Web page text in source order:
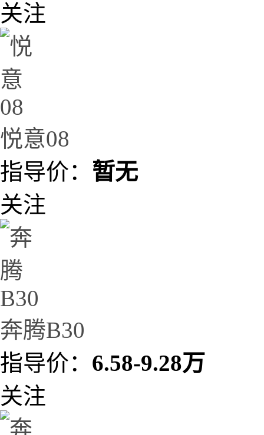
关注
悦意08
指导价： 暂无
关注
奔腾B30
指导价： 6.58-9.28万
关注